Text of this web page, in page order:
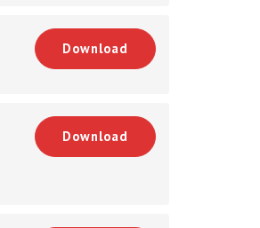
Download
Download